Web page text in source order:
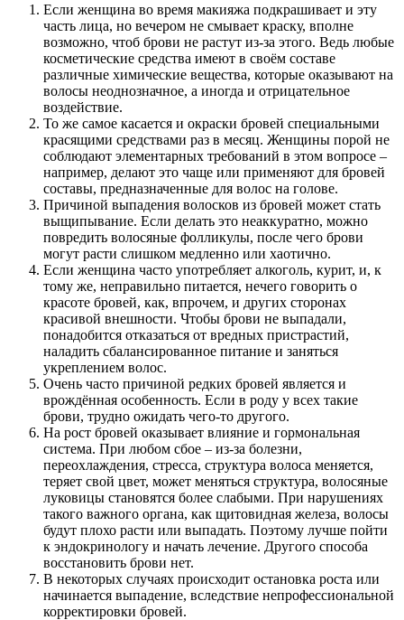
Если женщина во время макияжа подкрашивает и эту
часть лица, но вечером не смывает краску, вполне
возможно, чтоб брови не растут из-за этого. Ведь любые
косметические средства имеют в своём составе
различные химические вещества, которые оказывают на
волосы неоднозначное, а иногда и отрицательное
воздействие.
То же самое касается и окраски бровей специальными
красящими средствами раз в месяц. Женщины порой не
соблюдают элементарных требований в этом вопросе –
например, делают это чаще или применяют для бровей
составы, предназначенные для волос на голове.
Причиной выпадения волосков из бровей может стать
выщипывание. Если делать это неаккуратно, можно
повредить волосяные фолликулы, после чего брови
могут расти слишком медленно или хаотично.
Если женщина часто употребляет алкоголь, курит, и, к
тому же, неправильно питается, нечего говорить о
красоте бровей, как, впрочем, и других сторонах
красивой внешности. Чтобы брови не выпадали,
понадобится отказаться от вредных пристрастий,
наладить сбалансированное питание и заняться
укреплением волос.
Очень часто причиной редких бровей является и
врождённая особенность. Если в роду у всех такие
брови, трудно ожидать чего-то другого.
На рост бровей оказывает влияние и гормональная
система. При любом сбое – из-за болезни,
переохлаждения, стресса, структура волоса меняется,
теряет свой цвет, может меняться структура, волосяные
луковицы становятся более слабыми. При нарушениях
такого важного органа, как щитовидная железа, волосы
будут плохо расти или выпадать. Поэтому лучше пойти
к эндокринологу и начать лечение. Другого способа
восстановить брови нет.
В некоторых случаях происходит остановка роста или
начинается выпадение, вследствие непрофессиональной
корректировки бровей.